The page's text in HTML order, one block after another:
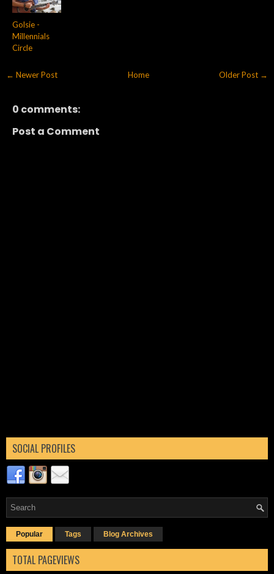
Golsie -
Millennials
Circle
← Newer Post Older Post →
Home
0 comments:
Post a Comment
SOCIAL PROFILES
Popular Tags Blog Archives
TOTAL PAGEVIEWS